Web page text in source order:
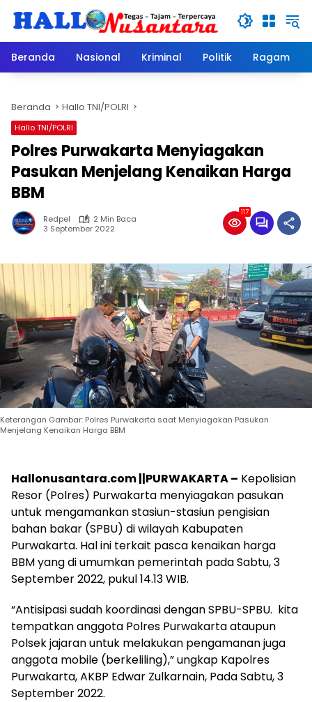
Beranda
Nasional Kriminal Politik Ragam
Beranda Hallo TNI/POLRI
Hallo TNI/POLRI
Polres Purwakarta Menyiagakan
Pasukan Menjelang Kenaikan Harga
BBM
Redpel
2 Min Baca
3 September 2022
117
Keterangan Gambar: Polres Purwakarta saat Menyiagakan Pasukan
Menjelang Kenaikan Harga BBM
Hallonusantara.com ||PURWAKARTA – Kepolisian
Resor (Polres) Purwakarta menyiagakan pasukan
untuk mengamankan stasiun-stasiun pengisian
bahan bakar (SPBU) di wilayah Kabupaten
Purwakarta. Hal ini terkait pasca kenaikan harga
BBM yang di umumkan pemerintah pada Sabtu, 3
September 2022, pukul 14.13 WIB.
“Antisipasi sudah koordinasi dengan SPBU-SPBU. kita
tempatkan anggota Polres Purwakarta ataupun
Polsek jajaran untuk melakukan pengamanan juga
anggota mobile (berkeliling),” ungkap Kapolres
Purwakarta, AKBP Edwar Zulkarnain, Pada Sabtu, 3
September 2022.